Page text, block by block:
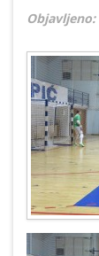
Objavljeno: